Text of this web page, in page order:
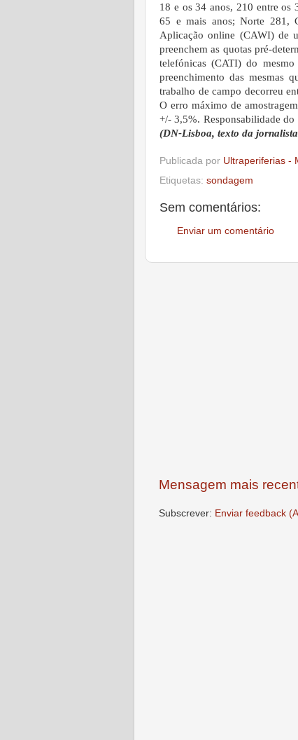
18 e os 34 anos, 210 entre os
65 e mais anos; Norte 281,
Aplicação online (CAWI) de
preenchem as quotas pré-
telefónicas (CATI) do
preenchimento das mesmas
trabalho de campo decorreu
O erro máximo de
+/- 3,5%. Responsabilidade
(DN-Lisboa, texto da
Publicada por Ultraperiferias -
Etiquetas: sondagem
Sem comentários:
Enviar um comentário
Mensagem mais
Subscrever: Enviar feedback